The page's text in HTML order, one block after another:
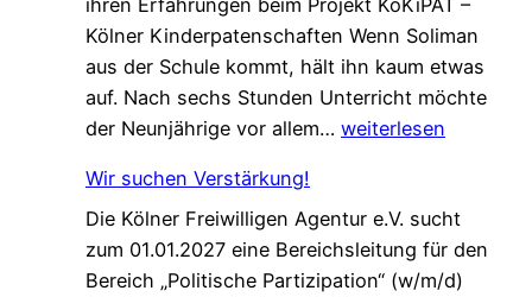
C
h
a
n
c
ü
r
d
ihren Erfahrungen beim Projekt KöKiPAT –
Kölner Kinderpatenschaften Wenn Soliman
aus der Schule kommt, hält ihn kaum etwas
auf. Nach sechs Stunden Unterricht möchte
der Neunjährige vor allem… E
e
P
a
weiterlesen
Wir suchen Verstärkung!
Die Kölner Freiwilligen Agentur e.V. sucht
zum 01.01.2027 eine Bereichsleitung für den
Bereich „Politische Partizipation“ (w/m/d)